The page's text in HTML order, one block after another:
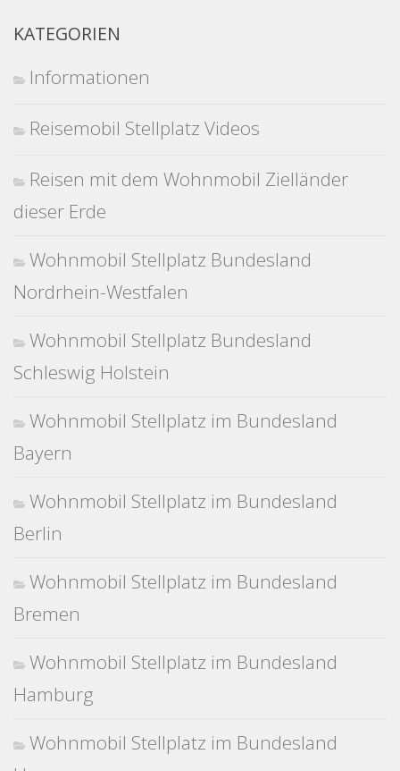
KATEGORIEN
Informationen
Reisemobil Stellplatz Videos
Reisen mit dem Wohnmobil Zielländer
dieser Erde
Wohnmobil Stellplatz Bundesland
Nordrhein-Westfalen
Wohnmobil Stellplatz Bundesland
Schleswig Holstein
Wohnmobil Stellplatz im Bundesland
Bayern
Wohnmobil Stellplatz im Bundesland
Berlin
Wohnmobil Stellplatz im Bundesland
Bremen
Wohnmobil Stellplatz im Bundesland
Hamburg
Wohnmobil Stellplatz im Bundesland